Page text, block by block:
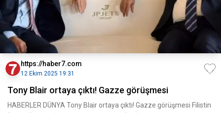
https://haber7.com
12 Ekim 2025 19:31
Tony Blair ortaya çıktı! Gazze görüşmesi
HABERLER DÜNYA Tony Blair ortaya çıktı! Gazze görüşmesi Filistin